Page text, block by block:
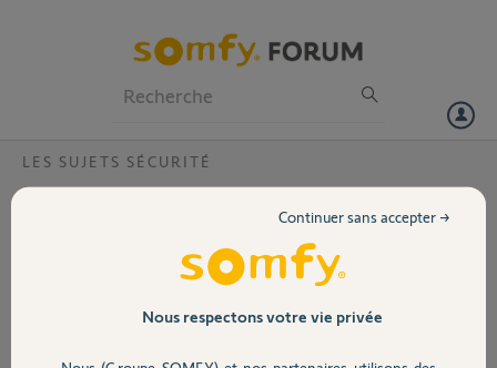
Volet
LES SUJETS SÉCURITÉ
Caméra indoor impossible de lire la video ?
Hier j’ai eu un déclenchement d’alarme vidéo sur
relecture un message persistant « impossible de
Nous respectons votre vie privée
Continuer sans accepter →